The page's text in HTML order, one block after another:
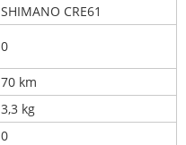
SHIMANO CRE61
0
70 km
3,3 kg
0